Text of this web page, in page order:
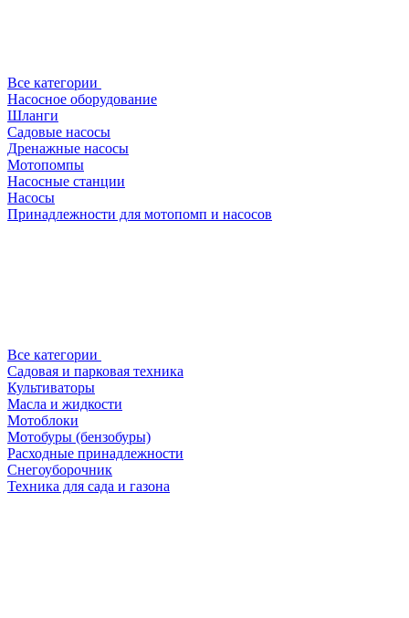
Все категории
Насосное оборудование
Шланги
Садовые насосы
Дренажные насосы
Мотопомпы
Насосные станции
Насосы
Принадлежности для мотопомп и насосов
Все категории
Садовая и парковая техника
Культиваторы
Масла и жидкости
Мотоблоки
Мотобуры (бензобуры)
Расходные принадлежности
Снегоуборочник
Техника для сада и газона